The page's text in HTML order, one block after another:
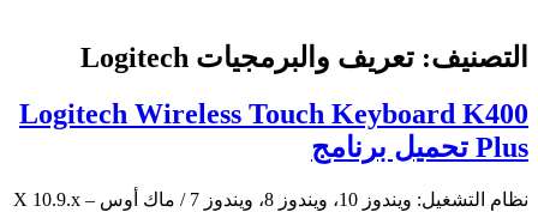
التصنيف: تعريف والبرمجيات Logitech
Logitech Wireless Touch Keyboard K400
Plus تحميل برنامج
نظام التشغيل: ويندوز 10، ويندوز 8، ويندوز 7 / ماك أوس X 10.9.x –